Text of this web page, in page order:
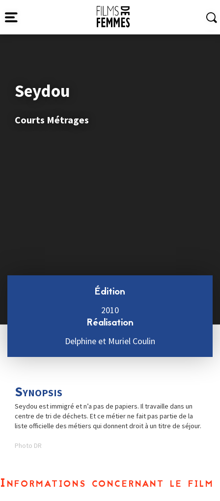
Seydou
Courts Métrages
Édition
2010
Réalisation
Delphine et Muriel Coulin
Synopsis
Seydou est immigré et n’a pas de papiers. Il travaille dans un
centre de tri de déchets. Et ce métier ne fait pas partie de la
liste officielle des métiers qui donnent droit à un titre de séjour.
Photo DR
Informations concernant le film